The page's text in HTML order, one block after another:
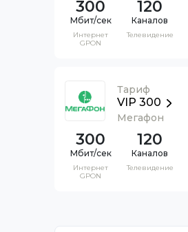
300
Интернет
GPON
120
Каналов
Телевидение
Тариф
VIP 300
Мегафон
300
Интернет
GPON
120
Каналов
Телевидение